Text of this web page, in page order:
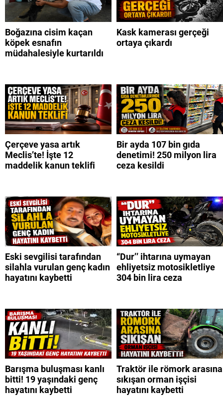
Boğazına cisim kaçan
köpek esnafın
müdahalesiyle kurtarıldı
Kask kamerası gerçeği
ortaya çıkardı
Çerçeve yasa artık
Meclis’te! İşte 12
maddelik kanun teklifi
Bir ayda 107 bin gıda
denetimi! 250 milyon lira
ceza kesildi
Eski sevgilisi tarafından
silahla vurulan genç kadın
hayatını kaybetti
“Dur’’ ihtarına uymayan
ehliyetsiz motosikletliye
304 bin lira ceza
Barışma buluşması kanlı
bitti! 19 yaşındaki genç
hayatını kaybetti
Traktör ile römork arasına
sıkışan orman işçisi
hayatını kaybetti